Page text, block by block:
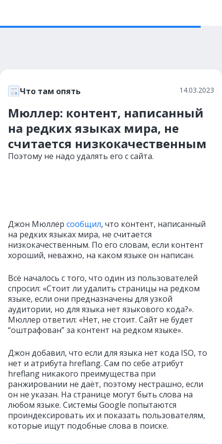
Что там опять 14.03.2023
Мюллер: контент, написанный
на редких языках мира, не
считается низкокачественным
Поэтому не надо удалять его с сайта.
Джон Мюллер сообщил, что контент, написанный
на редких языках мира, не считается
низкокачественным. По его словам, если контент
хороший, неважно, на каком языке он написан.
Всё началось с того, что один из пользователей
спросил: «Стоит ли удалить страницы на редком
языке, если они предназначены для узкой
аудитории, но для языка нет языкового кода?».
Мюллер ответил: «Нет, не стоит. Сайт не будет
“оштрафован” за контент на редком языке».
Джон добавил, что если для языка нет кода ISO, то
нет и атрибута hreflang. Сам по себе атрибут
hreflang никакого преимущества при
ранжировании не даёт, поэтому нестрашно, если
он не указан. На странице могут быть слова на
любом языке. Системы Google попытаются
проиндексировать их и показать пользователям,
которые ищут подобные слова в поиске.